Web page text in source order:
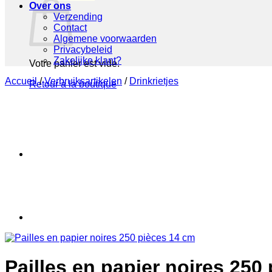
Votre panier est vide.
Retour à la boutique
Over ons
Verzending
Contact
Algemene voorwaarden
Privacybeleid
Zakelijke klant?
Accueil / Verbruiksartikelen / Drinkrietjes
Pailles en papier noires 250